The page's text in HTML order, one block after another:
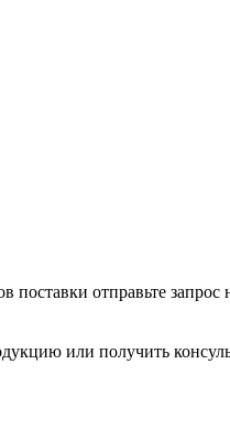
поставки отправьте запрос
или получить